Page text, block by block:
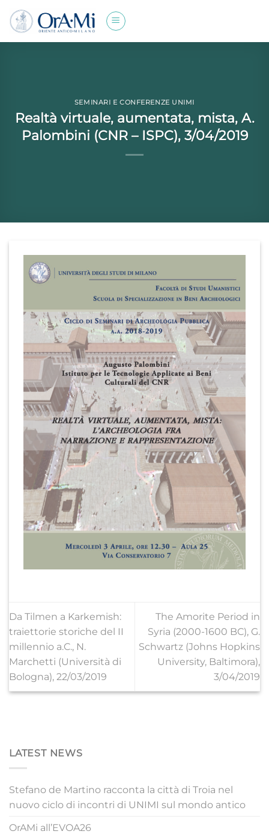
Salta
contenuti
SEMINARI E CONFERENZE UNIMI
Realtà virtuale, aumentata, mista, A.
Palombini (CNR – ISPC), 3/04/2019
Da Tilmen a Karkemish:
traiettorie storiche del II
millennio a.C., N.
Marchetti (Università di
Bologna), 22/03/2019
The Amorite Period in
Syria (2000-1600 BC), G.
Schwartz (Johns Hopkins
University, Baltimora),
3/04/2019
LATEST NEWS
Stefano de Martino racconta la città di Troia nel
nuovo ciclo di incontri di UNIMI sul mondo antico
OrAMi all’EVOA26